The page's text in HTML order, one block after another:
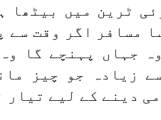
ٹرین میں بیٹھا
مسافر اگر وقت سے
جہاں پہنچے گا
زیادہ جو چیز
دینے کے لیے تیار